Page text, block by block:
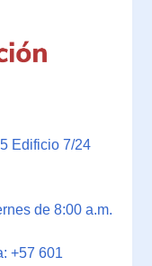
Edificio 7/24
de 8:00 a.m.
+57 601